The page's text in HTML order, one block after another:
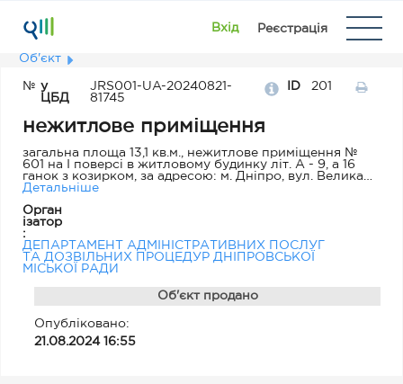
Вхід Реєстрація
Об'єкт
№ у
ЦБД
JRS001-UA-20240821-
81745
ID 201
нежитлове приміщення
загальна площа 13,1 кв.м., нежитлове приміщення №
601 на І поверсі в житловому будинку літ. А - 9, а 16
ганок з козирком, за адресою: м. Дніпро, вул. Велика
Діївська, буд. 32.
Детальніше
Орган
ізатор
:
ДЕПАРТАМЕНТ АДМІНІСТРАТИВНИХ ПОСЛУГ
ТА ДОЗВІЛЬНИХ ПРОЦЕДУР ДНІПРОВСЬКОЇ
МІСЬКОЇ РАДИ
Об'єкт продано
Опубліковано:
21.08.2024 16:55